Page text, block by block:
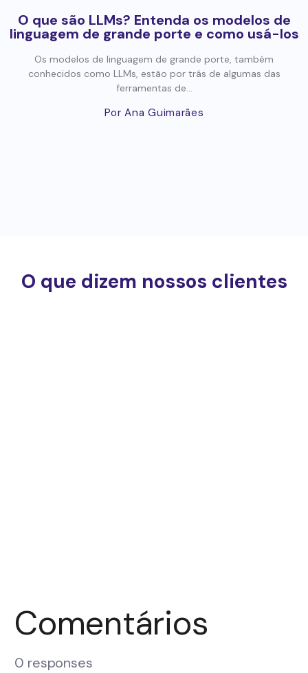
O que são LLMs? Entenda os modelos de
linguagem de grande porte e como usá-los
Os modelos de linguagem de grande porte, também
conhecidos como LLMs, estão por trás de algumas das
ferramentas de...
Por Ana Guimarães
O que dizem nossos clientes
Comentários
0 responses